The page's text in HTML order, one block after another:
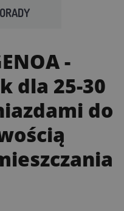
-
dla 25-30
do